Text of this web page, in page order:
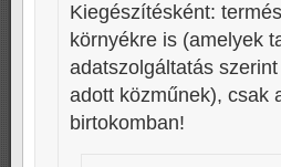
Kiegészítésként:
környékre is (amelyek
adatszolgáltatás
adott közműnek), csak
birtokomban!